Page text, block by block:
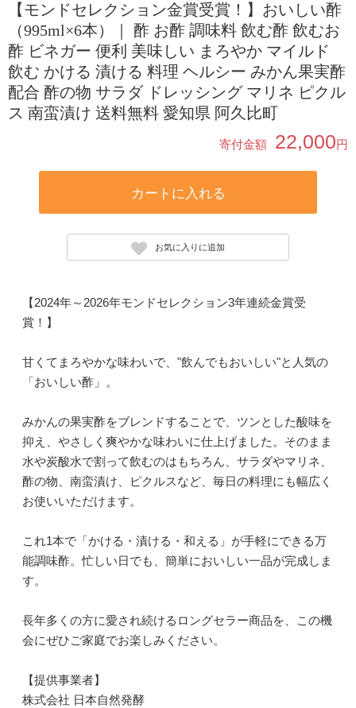
【モンドセレクション金賞受賞！】おいしい酢
（995ml×6本）｜ 酢 お酢 調味料 飲む酢 飲むお
酢 ビネガー 便利 美味しい まろやか マイルド
飲む かける 漬ける 料理 ヘルシー みかん果実酢
配合 酢の物 サラダ ドレッシング マリネ ピクル
ス 南蛮漬け 送料無料 愛知県 阿久比町
寄付金額 22,000円
カートに入れる
お気に入りに追加
【2024年～2026年モンドセレクション3年連続金賞受
賞！】
甘くてまろやかな味わいで、"飲んでもおいしい"と人気の
「おいしい酢」。
みかんの果実酢をブレンドすることで、ツンとした酸味を
抑え、やさしく爽やかな味わいに仕上げました。そのまま
水や炭酸水で割って飲むのはもちろん、サラダやマリネ、
酢の物、南蛮漬け、ピクルスなど、毎日の料理にも幅広く
お使いいただけます。
これ1本で「かける・漬ける・和える」が手軽にできる万
能調味酢。忙しい日でも、簡単においしい一品が完成しま
す。
長年多くの方に愛され続けるロングセラー商品を、この機
会にぜひご家庭でお楽しみください。
【提供事業者】
株式会社 日本自然発酵